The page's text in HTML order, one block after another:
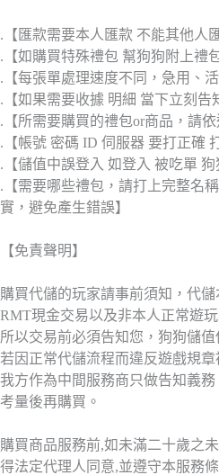
.【匯款需要本人匯款 不能其他人
.【如購買特殊禮包 幫狗狗附上禮
.【每張單處理速度不同，急用、
.【如果需要收據 明細 當下立刻告
.【所需要購買的禮包or商品，請
.【帳號 密碼 ID 伺服器 要打正確
.【儲值中誤登入 如登入 被吃單 狗
.【需要哪些禮包，請打上完整名
實，避免產生錯誤】
【免責聲明】
購買代儲的玩家請事前須知，代
RMT現金交易以及非本人正常遊
所以交易前必須告知您，狗狗儲
若因正常代儲流程而違反遊戲規章
我方作為中間服務商只做告知義
考量後再購買。
購買商品服務前,如未滿二十歲之
得法定代理人同意,並遵守本服務